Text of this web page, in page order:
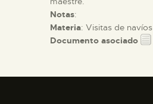
Notas:
Materia: Visitas de navíos
Documento asociado